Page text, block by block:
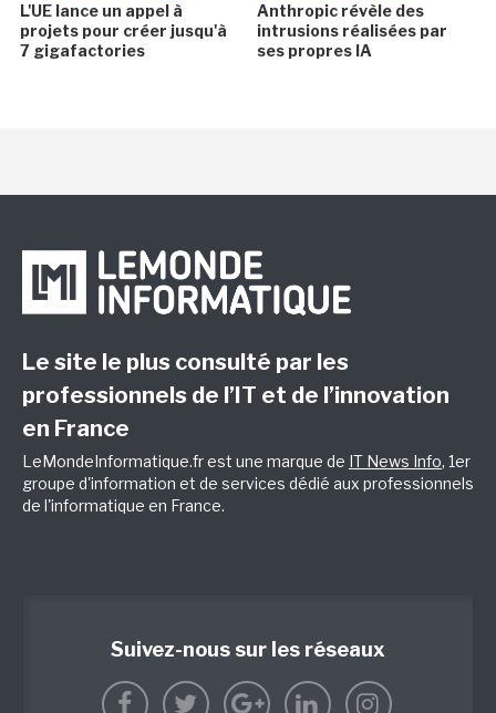
L'UE lance un appel à
projets pour créer jusqu'à
7 gigafactories
Anthropic révèle des
intrusions réalisées par
ses propres IA
Le site le plus consulté par les
professionnels de l’IT et de l’innovation
en France
LeMondeInformatique.fr est une marque de IT News Info, 1er
groupe d'information et de services dédié aux professionnels
de l'informatique en France.
Suivez-nous sur les réseaux